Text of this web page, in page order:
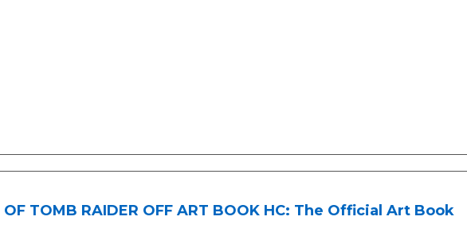
OF TOMB RAIDER OFF ART BOOK HC: The Official Art Book